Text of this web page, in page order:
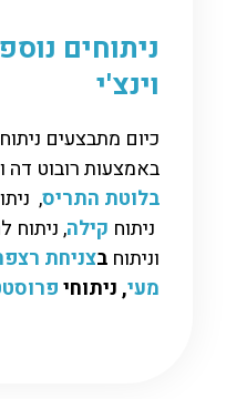
ניתוחים
וינצ'י
כיום מתבצעים
באמצעות רובוט דה
בלוטת התריס,
ניתוח קילה, ניתוח
וניתוח בצניחת
מעי, ניתוחי